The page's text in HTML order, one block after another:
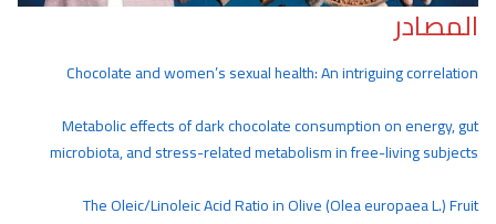
المصادر
Chocolate and women’s sexual health: An intriguing correlation
Metabolic effects of dark chocolate consumption on energy, gut
microbiota, and stress-related metabolism in free-living subjects
The Oleic/Linoleic Acid Ratio in Olive (Olea europaea L.) Fruit